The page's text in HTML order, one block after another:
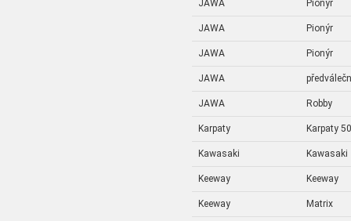
JAWA Pionýr
JAWA Pionýr
JAWA Pionýr
JAWA
JAWA Robby
Karpaty Karpaty 50
Kawasaki Kawasaki
Keeway Keeway
Keeway Matrix